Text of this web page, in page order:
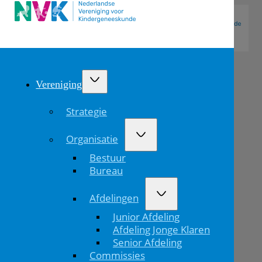
Vereniging
Strategie
Organisatie
Bestuur
Bureau
Afdelingen
Junior Afdeling
Afdeling Jonge Klaren
Senior Afdeling
Commissies
Kinderartsen